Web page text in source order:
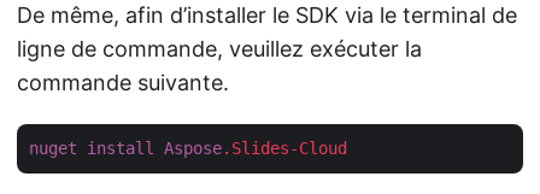
De même, afin d’installer le SDK via le terminal de
ligne de commande, veuillez exécuter la
commande suivante.
nuget install Aspose.Slides-Cloud